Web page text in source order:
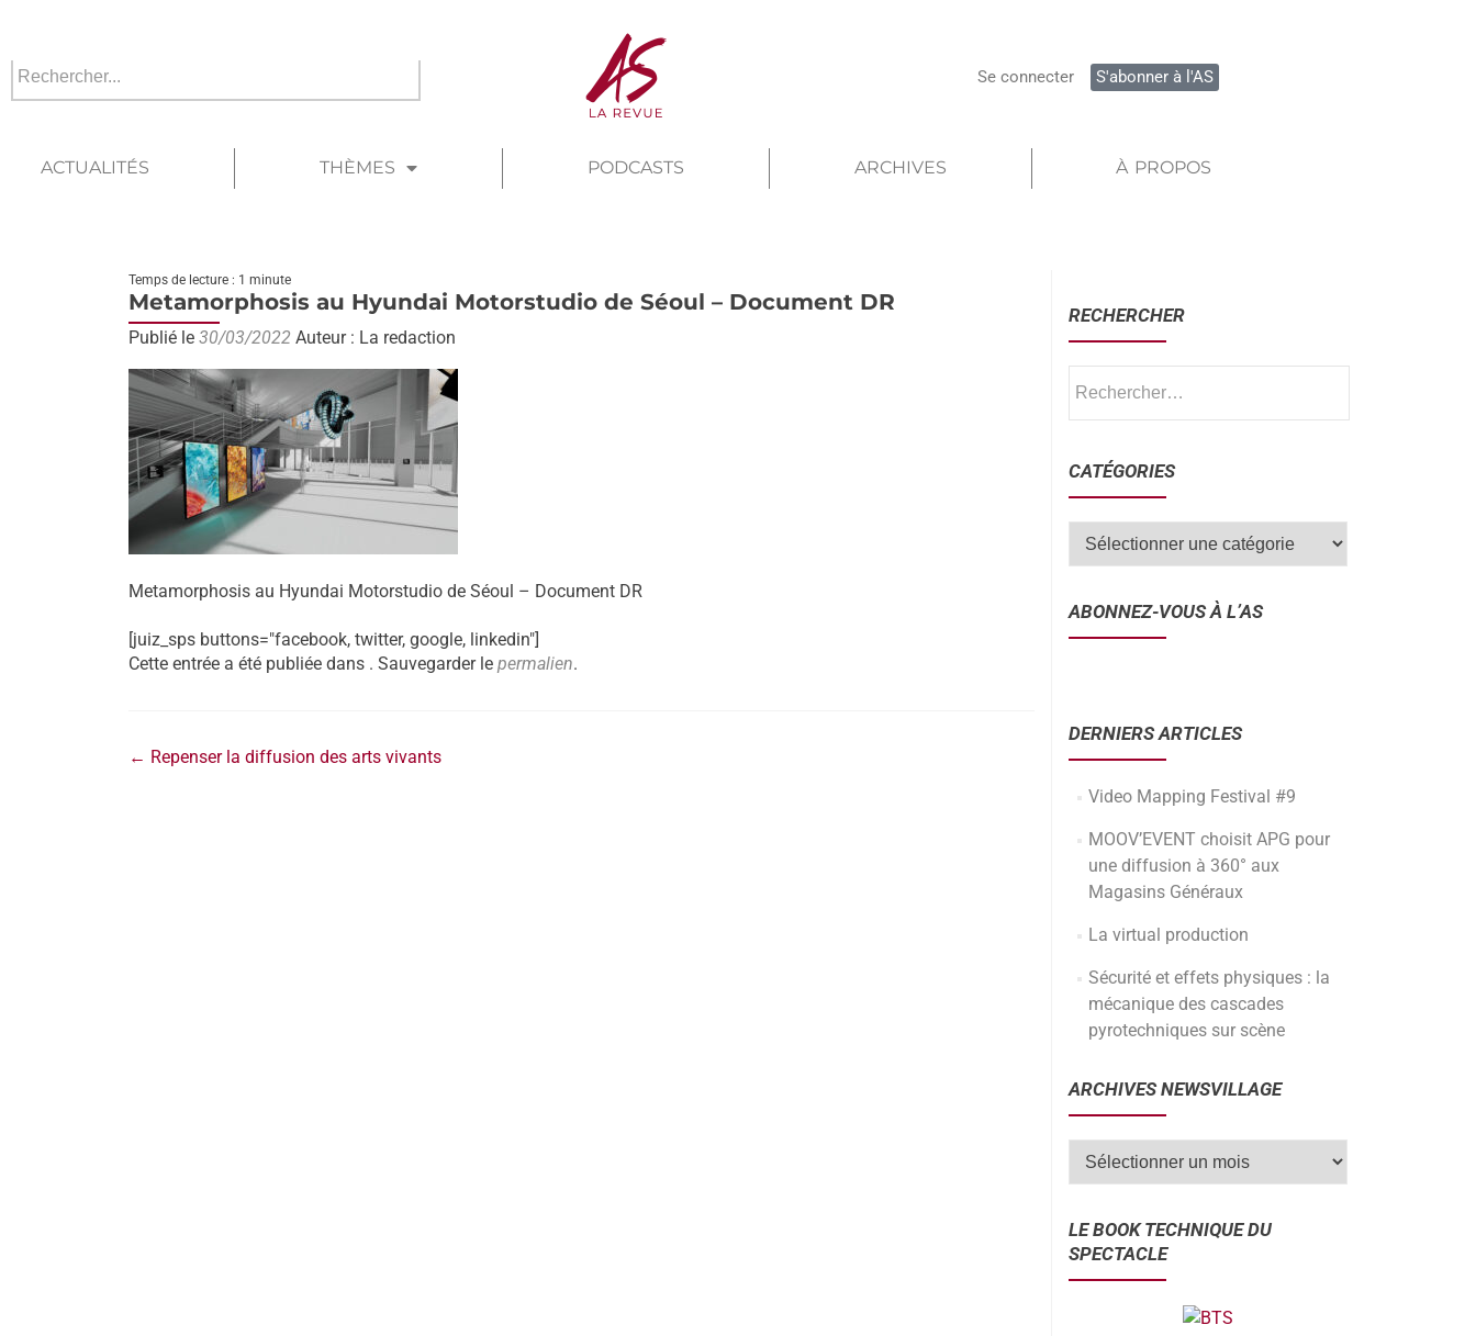
Se connecter S'abonner à l'AS
ACTUALITÉS THÈMES PODCASTS ARCHIVES À PROPOS
Temps de lecture : 1 minute
Metamorphosis au Hyundai Motorstudio de Séoul – Document DR
Publié le 30/03/2022 Auteur : La redaction
Metamorphosis au Hyundai Motorstudio de Séoul – Document DR
[juiz_sps buttons="facebook, twitter, google, linkedin"]
Cette entrée a été publiée dans . Sauvegarder le permalien.
← Repenser la diffusion des arts vivants
RECHERCHER
CATÉGORIES
ABONNEZ-VOUS À L’AS
DERNIERS ARTICLES
Video Mapping Festival #9
MOOV’EVENT choisit APG pour
une diffusion à 360° aux
Magasins Généraux
La virtual production
Sécurité et effets physiques : la
mécanique des cascades
pyrotechniques sur scène
ARCHIVES NEWSVILLAGE
LE BOOK TECHNIQUE DU
SPECTACLE